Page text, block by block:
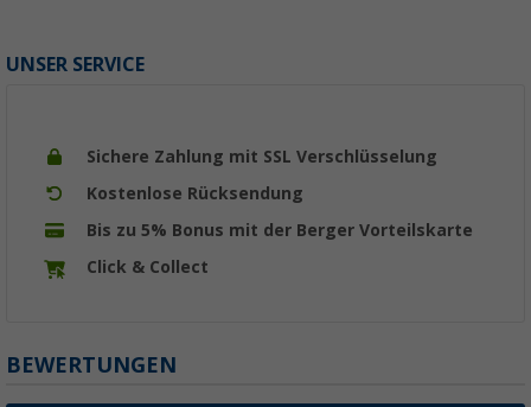
UNSER SERVICE
Sichere Zahlung mit SSL Verschlüsselung
Kostenlose Rücksendung
Bis zu 5% Bonus mit der Berger Vorteilskarte
Click & Collect
BEWERTUNGEN